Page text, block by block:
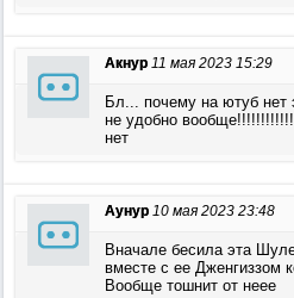
Акнур 11 мая 2023 15:29
Бл... почему на ютуб нет
не удобно
нет
Аунур 10 мая 2023 23:48
Вначале бесила эта
вместе с ее Дженгиззом
Вообще тошнит от неее